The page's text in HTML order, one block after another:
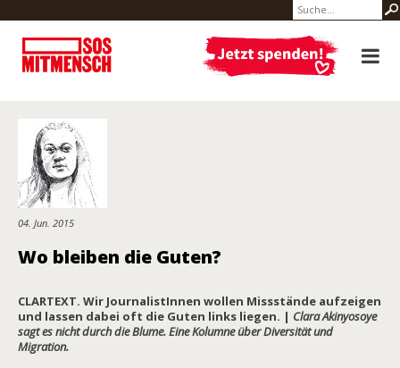
04. Jun. 2015
Wo bleiben die Guten?
CLARTEXT. Wir JournalistInnen wollen Missstände aufzeigen
und lassen dabei oft die Guten links liegen. | Clara Akinyosoye
sagt es nicht durch die Blume. Eine Kolumne über Diversität und
Migration.